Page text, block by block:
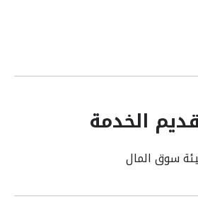
الخدمة
سوق المال